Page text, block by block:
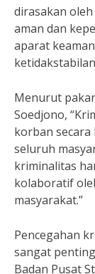
dirasakan
aman dan
aparat
Menurut
Soedjono,
korban
seluruh
kriminalitas
kolaboratif
masyarakat.”
Pencegahan
sangat
Badan Pusat